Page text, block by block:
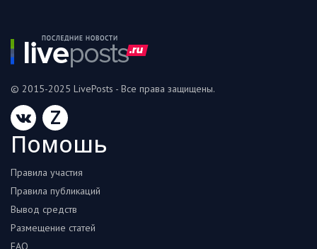
© 2015-2025 LivePosts - Все права защищены.
Z
Помошь
Правила участия
Правила публикаций
Вывод средств
Размещение статей
FAQ